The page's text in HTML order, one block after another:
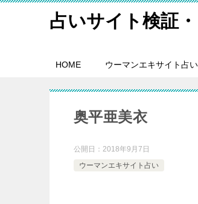
占いサイト検証
HOME ウーマンエキサイト占い
奥平亜美衣
公開日： 2018年9月7日
ウーマンエキサイト占い